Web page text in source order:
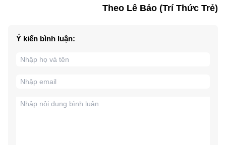
Theo Lê Bảo (Trí Thức Trẻ)
Ý kiến bình luận: